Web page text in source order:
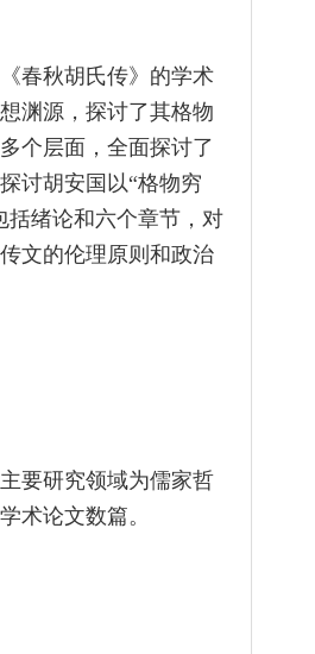
春秋胡氏传》的学术
渊源，探讨了其格物
个层面，全面探讨了
讨胡安国以“格物穷
括绪论和六个章节，对
文的伦理原则和政治
要研究领域为儒家哲
术论文数篇。